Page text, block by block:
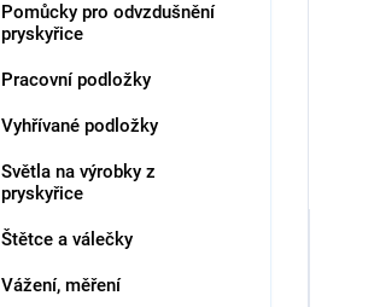
Pomůcky pro odvzdušnění
pryskyřice
Pracovní podložky
Vyhřívané podložky
Světla na výrobky z
pryskyřice
Štětce a válečky
Vážení, měření